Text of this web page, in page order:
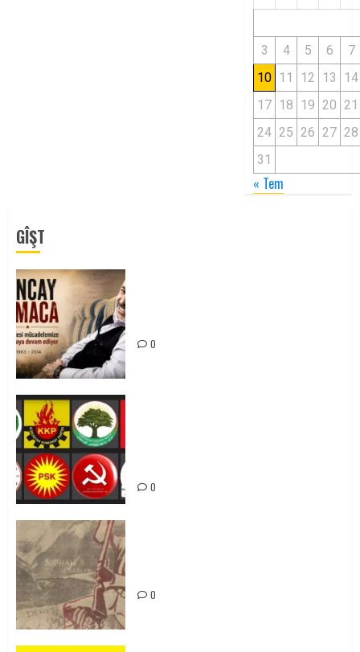
3 4 5 6
7
10 11 12 13
14
17 18 19 20 21
24 25 26 27 28
31
« Tem
GÎŞT
0
0
0